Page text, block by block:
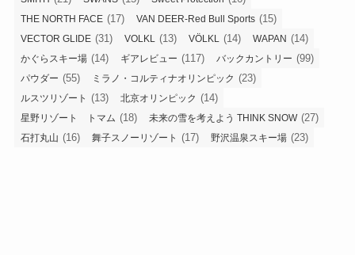
THE NORTH FACE (17) VAN DEER-Red Bull Sports (15)
VECTOR GLIDE (31) VOLKL (13) VÖLKL (14) WAPAN (14)
かぐらスキー場 (14) ギアレビュー (117) バックカントリー (99)
パウダー (55) ミラノ・コルティナオリンピック (23)
ルスツリゾート (13) 北京オリンピック (14)
星野リゾート トマム (18) 未来の雪を考えよう THINK SNOW(27)
石打丸山 (16) 舞子スノーリゾート (17) 野沢温泉スキー場 (23)